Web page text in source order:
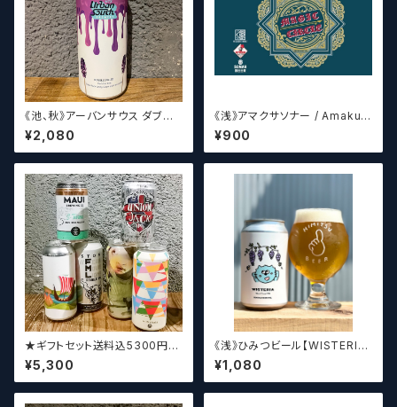
《池、秋》アーバンサウス ダブル
スピルド ロックザボート / Urba
n South HTX Double Spille
d: Rock the Boat【クラフトビ
¥2,080
《浅》アマクサソナー / Amakus
a sonar MAGIC CIRCLE 【ク
ラフトビールシザーズ】
¥900
★ギフトセット送料込5300円★
（お好みに合わせて4～5本チョ
イスさせていただきます）【クラフ
トビール】
¥5,300
《浅》ひみつビール【WISTERIA】
／ ウィステリア
¥1,080